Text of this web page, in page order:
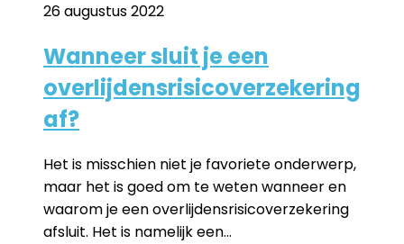
26 augustus 2022
Wanneer sluit je een
overlijdensrisicoverzekering
af?
Het is misschien niet je favoriete onderwerp,
maar het is goed om te weten wanneer en
waarom je een overlijdensrisicoverzekering
afsluit. Het is namelijk een…